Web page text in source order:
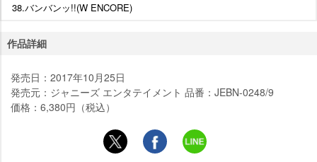
38.バンバンッ!!(W ENCORE)
作品詳細
発売日：2017年10月25日
発売元：ジャニーズ エンタテイメント 品番：JEBN-0248/9
価格：6,380円（税込）